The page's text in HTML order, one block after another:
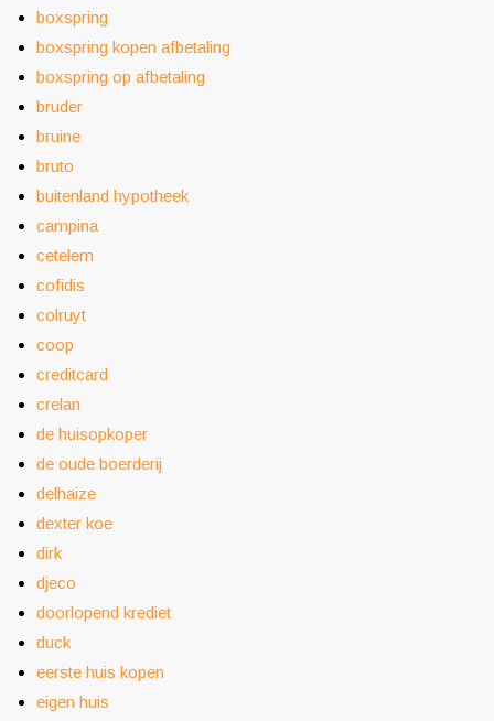
boxspring
boxspring kopen afbetaling
boxspring op afbetaling
bruder
bruine
bruto
buitenland hypotheek
campina
cetelem
cofidis
colruyt
coop
creditcard
crelan
de huisopkoper
de oude boerderij
delhaize
dexter koe
dirk
djeco
doorlopend krediet
duck
eerste huis kopen
eigen huis